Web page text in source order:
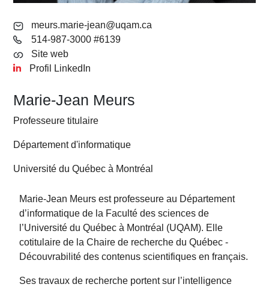
meurs.marie-jean@uqam.ca
514-987-3000 #6139
Site web
Profil LinkedIn
Marie-Jean Meurs
Professeure titulaire
Département d'informatique
Université du Québec à Montréal
Marie-Jean Meurs est professeure au Département
d’informatique de la Faculté des sciences de
l’Université du Québec à Montréal (UQAM). Elle
cotitulaire de la Chaire de recherche du Québec -
Découvrabilité des contenus scientifiques en français.
Ses travaux de recherche portent sur l’intelligence